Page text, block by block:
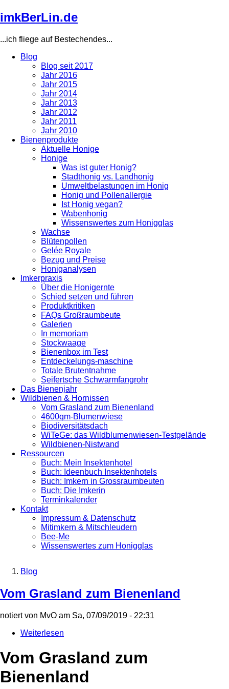
Direkt
zum
imkBerLin.de
...ich fliege auf Bestechendes...
navigation
Blog
Blog seit 2017
Jahr 2016
Jahr 2015
Jahr 2014
Jahr 2013
Jahr 2012
Jahr 2011
Jahr 2010
Bienenprodukte
Aktuelle Honige
Honige
Was ist guter Honig?
Stadthonig vs. Landhonig
Umweltbelastungen im Honig
Honig und Pollenallergie
Ist Honig vegan?
Wabenhonig
Wissenswertes zum Honigglas
Wachse
Blütenpollen
Gelée Royale
Bezug und Preise
Honiganalysen
Imkerpraxis
Über die Honigernte
Schied setzen und führen
Produktkritiken
FAQs Großraumbeute
Galerien
In memoriam
Stockwaage
Bienenbox im Test
Entdeckelungs-maschine
Totale Brutentnahme
Seifertsche Schwarmfangrohr
Das Bienenjahr
Wildbienen & Hornissen
Vom Grasland zum Bienenland
4600qm-Blumenwiese
Biodiversitätsdach
WiTeGe: das Wildblumenwiesen-Testgelände
Wildbienen-Nistwand
Ressourcen
Buch: Mein Insektenhotel
Buch: Ideenbuch Insektenhotels
Buch: Imkern in Grossraumbeuten
Buch: Die Imkerin
Terminkalender
Kontakt
Impressum & Datenschutz
Mitimkern & Mitschleudern
Bee-Me
Wissenswertes zum Honigglas
Blog
Vom Grasland zum Bienenland
notiert von MvO am Sa, 07/09/2019 - 22:31
Weiterlesen
Grasland
zum
Bienenland
Vom Grasland zum
Bienenland